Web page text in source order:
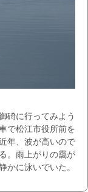
碕に行ってみよう
で松江市役所前を
年、波が高いので
。雨上がりの靄が
かに泳いでいた。